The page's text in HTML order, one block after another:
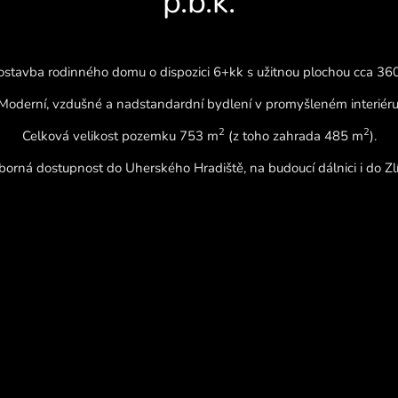
rodinného domu o dispozici 6+kk s užitnou plochou cca
vzdušné a nadstandardní bydlení v promyšleném
Celková velikost pozemku 753 m2 (z toho zahrada 485 m2).
dostupnost do Uherského Hradiště, na budoucí dálnici i do